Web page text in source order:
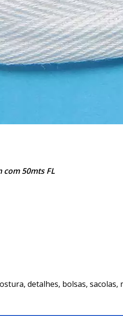
com 50mts FL
detalhes, bolsas,